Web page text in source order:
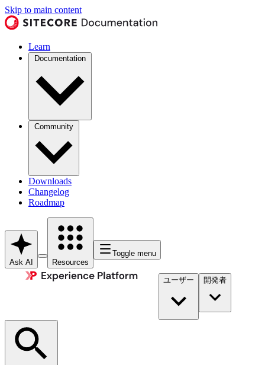
Skip to main content
Learn
Documentation
Community
Downloads
Changelog
Roadmap
Ask AI Resources
Toggle menu
ユーザー 開発者​